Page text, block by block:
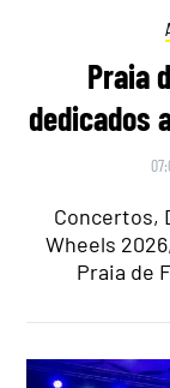
Praia
dedicados
Concertos,
Wheels
Praia de